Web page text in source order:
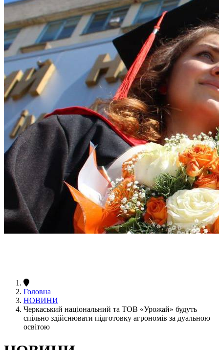
Головна
НОВИНИ
Черкаський національний та ТОВ «Урожай» будуть
спільно здійснювати підготовку агрономів за дуальною
освітою